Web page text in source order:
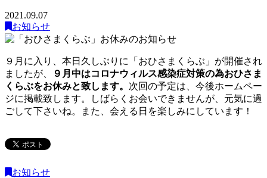
2021.09.07
お知らせ
９月に入り、本日久しぶりに「おひさまくらぶ」が開催され
ましたが、
９月中はコロナウィルス感染症対策の為おひさま
くらぶをお休みと致します。 次回の予定は、今後ホームペー
ジに掲載致します。しばらくお会いできませんが、元気に過
ごして下さいね。また、会える日を楽しみにしています！
お知らせ